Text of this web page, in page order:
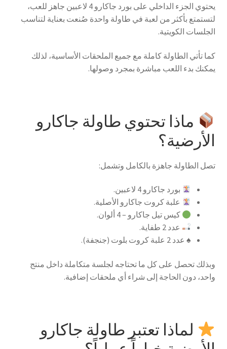
يحتوي الجزء الداخلي على بورد جاكارو 4 لاعبين جاهز للعب،
لتستمتع بأكثر من لعبة في طاولة واحدة صُنعت بعناية لتناسب
الجلسات الكويتية.
كما تأتي الطاولة كاملة مع جميع الملحقات الأساسية، لذلك
يمكنك بدء اللعب مباشرة بمجرد وصولها.
ماذا تحتوي طاولة جاكارو
الأرضية؟
تصل الطاولة جاهزة بالكامل وتشمل:
بورد جاكارو 4 لاعبين.
علبة كروت جاكارو الأصلية.
كيس تيل جاكارو – 4 ألوان.
عدد 2 طفاية.
♠️ عدد 2 علبة كروت بلوت (جنجفة).
وبذلك تحصل على كل ما تحتاجه لجلسة متكاملة داخل منتج
واحد، دون الحاجة إلى شراء أي ملحقات إضافية.
لماذا تعتبر طاولة جاكارو